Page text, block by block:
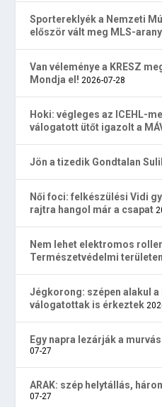
Sportereklyék a Nemzeti
először vált meg MLS-
Van véleménye a KRESZ
Mondja el! 2026-07-28
Hoki: végleges az ICEHL-
válogatott ütőt igazolt a
Jön a tizedik Gondtalan
Női foci: felkészülési Vidi
rajtra hangol már a csapat
Nem lehet elektromos
Természetvédelmi
Jégkorong: szépen alakul a
válogatottak is érkeztek
Egy napra lezárják a
07-27
ARAK: szép helytállás,
07-27